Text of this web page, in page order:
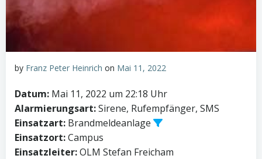
by Franz Peter Heinrich on Mai 11, 2022
Datum: Mai 11, 2022 um 22:18 Uhr
Alarmierungsart:Sirene, Rufempfänger, SMS
Einsatzart: Brandmeldeanlage
Einsatzort:Campus
Einsatzleiter:OLM Stefan Freicham